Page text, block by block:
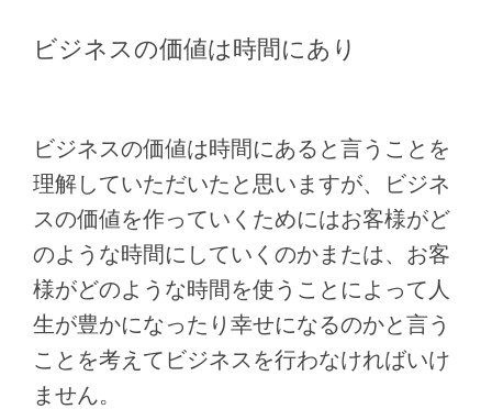
ビジネスの価値は時間にあり
ビジネスの価値は時間にあると言うことを
理解していただいたと思いますが、ビジネ
スの価値を作っていくためにはお客様がど
のような時間にしていくのかまたは、お客
様がどのような時間を使うことによって人
生が豊かになったり幸せになるのかと言う
ことを考えてビジネスを行わなければいけ
ません。